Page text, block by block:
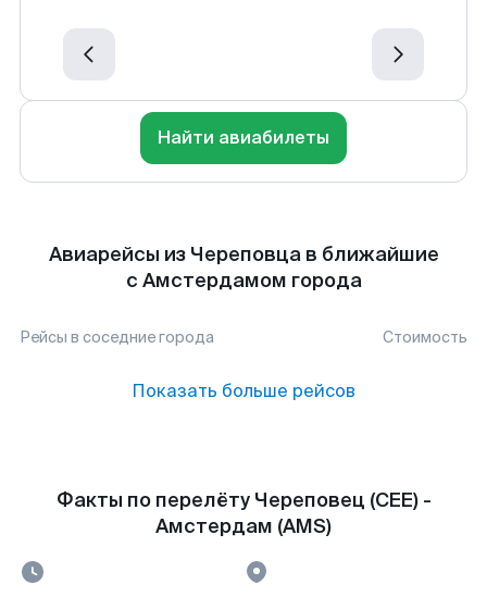
Найти авиабилеты
Авиарейсы из Череповца в ближайшие
с Амстердамом города
Рейсы в соседние города Стоимость
Показать больше рейсов
Факты по перелёту Череповец (CEE) -
Амстердам (AMS)